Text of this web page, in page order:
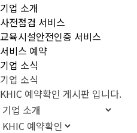
기업 소개
사전점검 서비스
교육시설안전인증 서비스
서비스 예약
기업 소식
기업 소식
KHIC 예약확인 게시판 입니다.